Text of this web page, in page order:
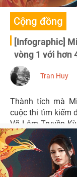
Cộng đồng
[Infographic]
vòng 1 với hơn
Tran Huy
Thành tích mà
cuộc thi tìm kiếm
Võ Lâm Truyền
chắn sẽ khiến